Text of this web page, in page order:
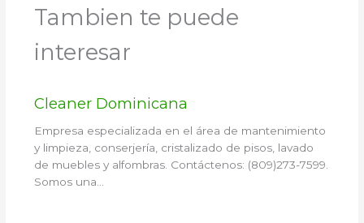
Tambien te puede
interesar
Cleaner Dominicana
Empresa especializada en el área de mantenimiento
y limpieza, conserjería, cristalizado de pisos, lavado
de muebles y alfombras. Contáctenos: (809)273-7599.
Somos una…